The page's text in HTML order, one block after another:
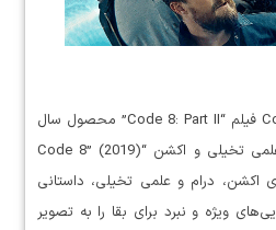
دانلود فیلم Code 8 Part II فیلم “Code 8: Part II” محصول سال
2024، دنباله‌ای از فیلم علمی تخیلی و اکشن “Code 8” (2019)
اکشن، درام و علمی تخیلی، داستانی
ویژه و نبرد برای بقا را به تصویر